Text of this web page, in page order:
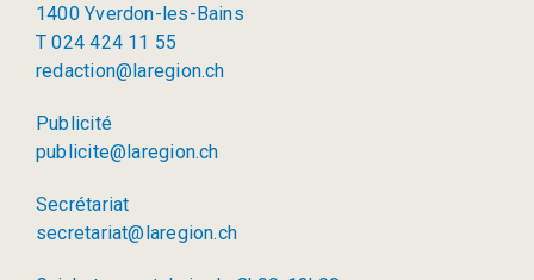
1400 Yverdon-les-Bains
T 024 424 11 55
redaction@laregion.ch
Publicité
publicite@laregion.ch
Secrétariat
secretariat@laregion.ch